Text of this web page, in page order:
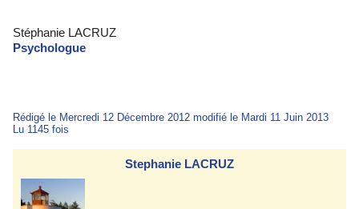
Stéphanie LACRUZ
Psychologue
Rédigé le Mercredi 12 Décembre 2012 modifié le Mardi 11 Juin 2013
Lu 1145 fois
Stephanie LACRUZ